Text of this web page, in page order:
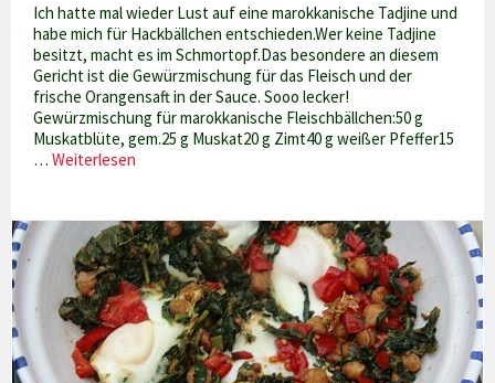
Ich hatte mal wieder Lust auf eine marokkanische Tadjine und
habe mich für Hackbällchen entschieden.Wer keine Tadjine
besitzt, macht es im Schmortopf.Das besondere an diesem
Gericht ist die Gewürzmischung für das Fleisch und der
frische Orangensaft in der Sauce. Sooo lecker!
Gewürzmischung für marokkanische Fleischbällchen:50 g
Muskatblüte, gem.25 g Muskat20 g Zimt40 g weißer Pfeffer15
…Weiterlesen
fruchtiger
Auberginen-
Tomatensauce